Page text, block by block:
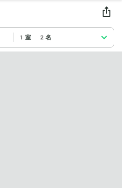
1室 2名